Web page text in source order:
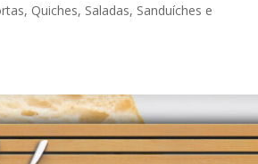
Quiches, Saladas, Sanduíches e